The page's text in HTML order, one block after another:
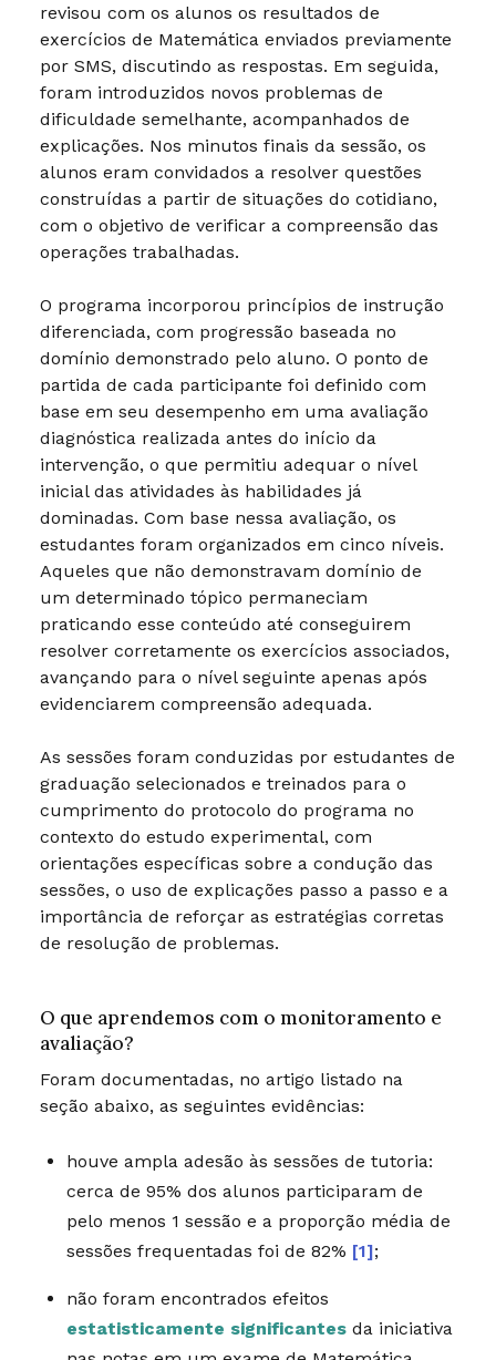
revisou com os alunos os resultados de
exercícios de Matemática enviados previamente
por SMS, discutindo as respostas. Em seguida,
foram introduzidos novos problemas de
dificuldade semelhante, acompanhados de
explicações. Nos minutos finais da sessão, os
alunos eram convidados a resolver questões
construídas a partir de situações do cotidiano,
com o objetivo de verificar a compreensão das
operações trabalhadas.
O programa incorporou princípios de instrução
diferenciada, com progressão baseada no
domínio demonstrado pelo aluno. O ponto de
partida de cada participante foi definido com
base em seu desempenho em uma avaliação
diagnóstica realizada antes do início da
intervenção, o que permitiu adequar o nível
inicial das atividades às habilidades já
dominadas. Com base nessa avaliação, os
estudantes foram organizados em cinco níveis.
Aqueles que não demonstravam domínio de
um determinado tópico permaneciam
praticando esse conteúdo até conseguirem
resolver corretamente os exercícios associados,
avançando para o nível seguinte apenas após
evidenciarem compreensão adequada.
As sessões foram conduzidas por estudantes de
graduação selecionados e treinados para o
cumprimento do protocolo do programa no
contexto do estudo experimental, com
orientações específicas sobre a condução das
sessões, o uso de explicações passo a passo e a
importância de reforçar as estratégias corretas
de resolução de problemas.
O que aprendemos com o monitoramento e
avaliação?
Foram documentadas, no artigo listado na
seção abaixo, as seguintes evidências:
houve ampla adesão às sessões de tutoria:
cerca de 95% dos alunos participaram de
pelo menos 1 sessão e a proporção média de
sessões frequentadas foi de 82% [1];
não foram encontrados efeitos
estatisticamente significantesda iniciativa